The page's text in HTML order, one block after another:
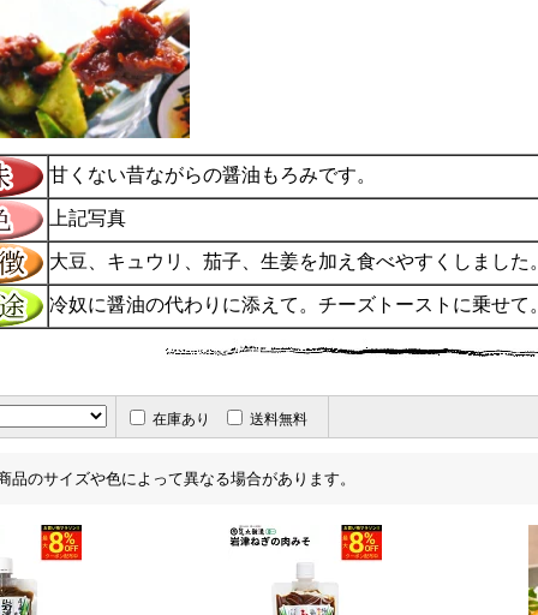
甘くない昔ながらの醤油もろみです。
上記写真
大豆、キュウリ、茄子、生姜を加え食べやすくしました
冷奴に醤油の代わりに添えて。チーズトーストに乗せ
在庫あり 送料無料
品のサイズや色によって異なる場合があります。